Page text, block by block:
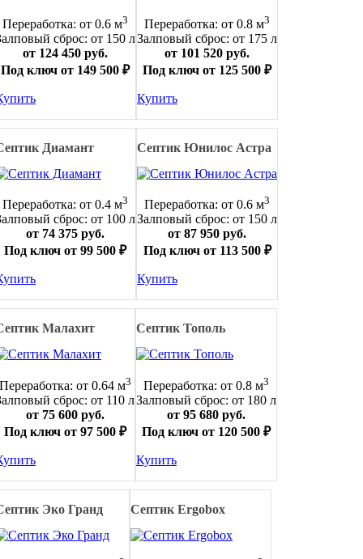
Переработка: от 0.6 м3
сброс: от 150 л
от 124 450 руб.
Под ключ от 149 500 ₽
Переработка: от 0.8 м3
Залповый сброс: от 175 л
от 101 520 руб.
Под ключ от 125 500 ₽
Купить
Диамант
Переработка: от 0.4 м3
сброс: от 100 л
от 74 375 руб.
Под ключ от 99 500 ₽
Септик Юнилос Астра
Переработка: от 0.6 м3
Залповый сброс: от 150 л
от 87 950 руб.
Под ключ от 113 500 ₽
Купить
Малахит
от 0.64 м3
сброс: от 110 л
от 75 600 руб.
Под ключ от 97 500 ₽
Септик Тополь
Переработка: от 0.8 м3
Залповый сброс: от 180 л
от 95 680 руб.
Под ключ от 120 500 ₽
Купить
Эко Гранд Септик Ergobox